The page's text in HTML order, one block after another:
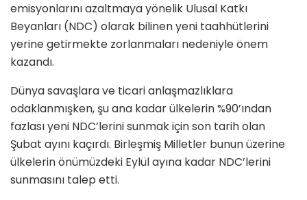
emisyonlarını azaltmaya yönelik Ulusal Katkı
Beyanları (NDC) olarak bilinen yeni taahhütlerini
yerine getirmekte zorlanmaları nedeniyle önem
kazandı.
Dünya savaşlara ve ticari anlaşmazlıklara
odaklanmışken, şu ana kadar ülkelerin %90’ından
fazlası yeni NDC’lerini sunmak için son tarih olan
Şubat ayını kaçırdı. Birleşmiş Milletler bunun üzerine
ülkelerin önümüzdeki Eylül ayına kadar NDC’lerini
sunmasını talep etti.